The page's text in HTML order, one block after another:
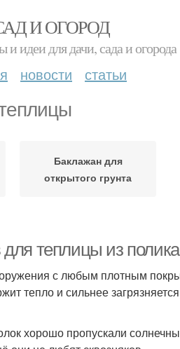
И ОГОРОД
и идеи для дачи, сада и огорода
новости статьи
Баклажан для
открытого грунта
теплицы из
с любым плотным
тепло и сильнее
хорошо пропускали